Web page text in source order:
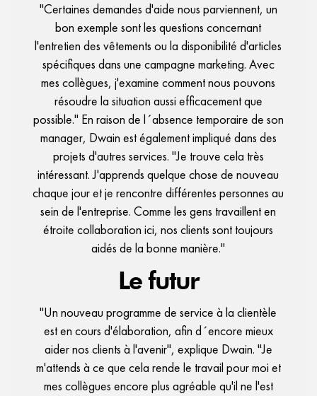
"Certaines demandes d'aide nous parviennent, un
bon exemple sont les questions concernant
l'entretien des vêtements ou la disponibilité d'articles
spécifiques dans une campagne marketing. Avec
mes collègues, j'examine comment nous pouvons
résoudre la situation aussi efficacement que
possible." En raison de l´absence temporaire de son
manager, Dwain est également impliqué dans des
projets d'autres services. "Je trouve cela très
intéressant. J'apprends quelque chose de nouveau
chaque jour et je rencontre différentes personnes au
sein de l'entreprise. Comme les gens travaillent en
étroite collaboration ici, nos clients sont toujours
aidés de la bonne manière."
Le futur
"Un nouveau programme de service à la clientèle
est en cours d'élaboration, afin d´encore mieux
aider nos clients à l'avenir", explique Dwain. "Je
m'attends à ce que cela rende le travail pour moi et
mes collègues encore plus agréable qu'il ne l'est